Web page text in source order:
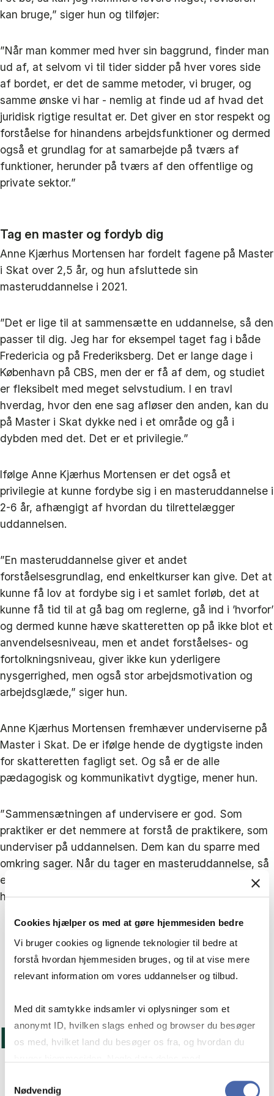
Cookies hjælper os med at gøre hjemmesiden bedre
Vi bruger cookies og lignende teknologier til bedre at
forstå hvordan hjemmesiden bruges, og til at vise mere
relevant information om vores uddannelser og tilbud.
Med dit samtykke indsamler vi oplysninger som et
anonymt ID, hvilken slags enhed og browser du besøger
os med, hvilket land du besøger os fra, og hvordan du
markedsføring. Du bestemmer selv - og kan altid trække
Nødvendig
kan bruge,” siger hun og tilføjer:
”Når man kommer med hver sin baggrund, finder man
ud af, at selvom vi til tider sidder på hver vores side
af bordet, er det de samme metoder, vi bruger, og
samme ønske vi har - nemlig at finde ud af hvad det
juridisk rigtige resultat er. Det giver en stor respekt og
forståelse for hinandens arbejdsfunktioner og dermed
også et grundlag for at samarbejde på tværs af
funktioner, herunder på tværs af den offentlige og
private sektor.”
Tag en master og fordyb dig
Anne Kjærhus Mortensen har fordelt fagene på Master
i Skat over 2,5 år, og hun afsluttede sin
masteruddannelse i 2021.
”Det er lige til at sammensætte en uddannelse, så den
passer til dig. Jeg har for eksempel taget fag i både
Fredericia og på Frederiksberg. Det er lange dage i
København på CBS, men der er få af dem, og studiet
er fleksibelt med meget selvstudium. I en travl
hverdag, hvor den ene sag afløser den anden, kan du
på Master i Skat dykke ned i et område og gå i
dybden med det. Det er et privilegie.”
Ifølge Anne Kjærhus Mortensen er det også et
privilegie at kunne fordybe sig i en masteruddannelse i
2-6 år, afhængigt af hvordan du tilrettelægger
uddannelsen.
”En masteruddannelse giver et andet
forståelsesgrundlag, end enkeltkurser kan give. Det at
kunne få lov at fordybe sig i et samlet forløb, det at
kunne få tid til at gå bag om reglerne, gå ind i ’hvorfor’
og dermed kunne hæve skatteretten op på ikke blot et
anvendelsesniveau, men et andet forståelses- og
fortolkningsniveau, giver ikke kun yderligere
nysgerrighed, men også stor arbejdsmotivation og
arbejdsglæde,” siger hun.
Anne Kjærhus Mortensen fremhæver underviserne på
Master i Skat. De er ifølge hende de dygtigste inden
for skatteretten fagligt set. Og så er de alle
pædagogisk og kommunikativt dygtige, mener hun.
”Sammensætningen af undervisere er god. Som
praktiker er det nemmere at forstå de praktikere, som
underviser på uddannelsen. Dem kan du sparre med
omkring sager. Når du tager en masteruddannelse, så
er det også, fordi du gerne vil hæves op på et niveau,
hvor det bliver rigtig nørdet. Det kan professorerne.”
LÆS MERE